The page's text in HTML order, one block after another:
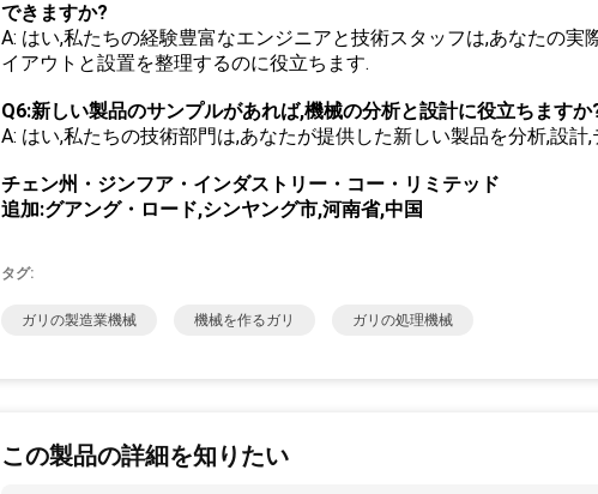
できますか?
A: はい,私たちの経験豊富なエンジニアと技術スタッフは,あなたの
イアウトと設置を整理するのに役立ちます.
Q6:新しい製品のサンプルがあれば,機械の分析と設計に役立ちますか
A: はい,私たちの技術部門は,あなたが提供した新しい製品を分析,設
チェン州・ジンフア・インダストリー・コー・リミテッド
追加:グアング・ロード,シンヤング市,河南省,中国
タグ:
ガリの製造業機械 機械を作るガリ ガリの処理機械
この製品の詳細を知りたい